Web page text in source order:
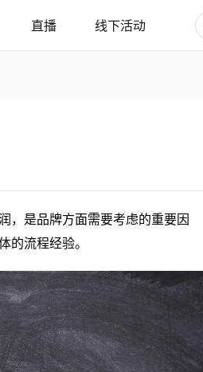
直播 线下活动
，是品牌方面需要考虑的重要因
的流程经验。